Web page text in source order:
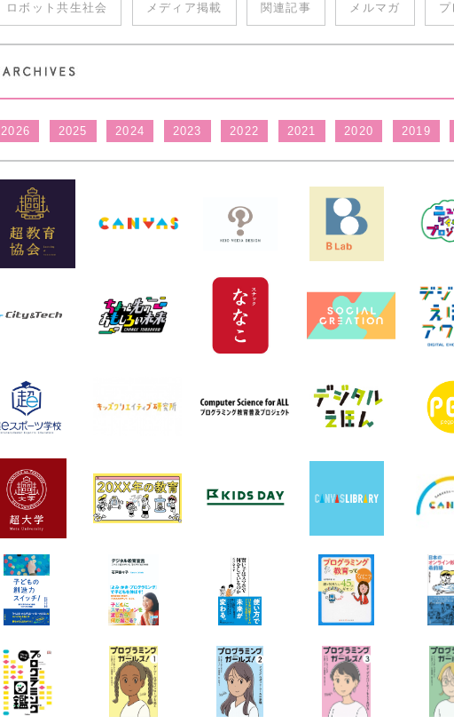
ロボット共生社会 メディア掲載 関連記事 メルマガ
2026 2025 2024 2023 2022 2021 2020 2019